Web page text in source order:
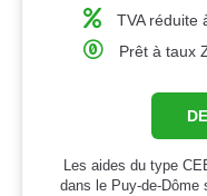
TVA réduite
Prêt à taux
Les aides du type
dans le Puy-de-Dôme